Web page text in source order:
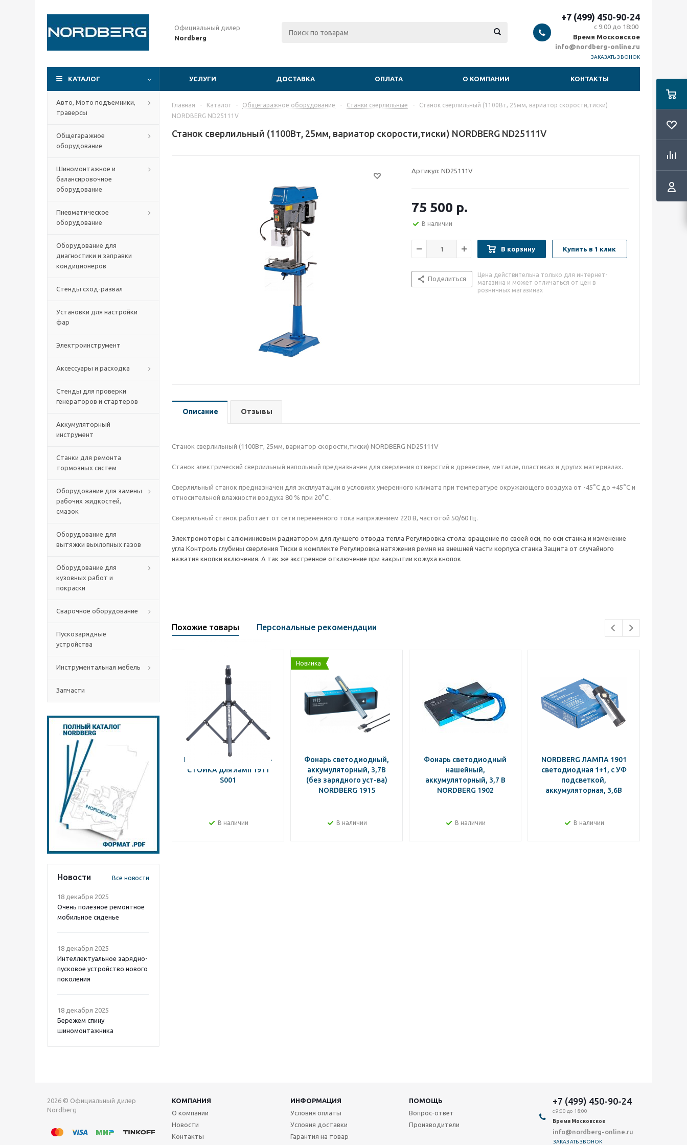
Официальный дилер
Nordberg
+7 (499) 450-90-24
с 9:00 до 18:00
Время Московское
info@nordberg-online.ru
ЗАКАЗАТЬ ЗВОНОК
КАТАЛОГ УСЛУГИ ДОСТАВКА ОПЛАТА О КОМПАНИИ КОНТАКТЫ
Авто, Мото подъемники,
траверсы
Общегаражное
оборудование
Шиномонтажное и
балансировочное
оборудование
Пневматическое
оборудование
Оборудование для
диагностики и заправки
кондиционеров
Стенды сход-развал
Установки для настройки
фар
Электроинструмент
Аксессуары и расходка
Стенды для проверки
генераторов и стартеров
Аккумуляторный
инструмент
Станки для ремонта
тормозных систем
Оборудование для замены
рабочих жидкостей,
смазок
Оборудование для
вытяжки выхлопных газов
Оборудование для
кузовных работ и
покраски
Сварочное оборудование
Пускозарядные
устройства
Инструментальная мебель
Запчасти
Новости Все новости
18 декабря 2025
Очень полезное ремонтное
мобильное сиденье
18 декабря 2025
Интеллектуальное зарядно-
пусковое устройство нового
поколения
18 декабря 2025
Бережем спину
шиномонтажника
Главная - Каталог - Общегаражное оборудование - Станки сверлильные -
Станок сверлильный (1100Вт, 25мм, вариатор скорости,тиски)
NORDBERG ND25111V
Станок сверлильный (1100Вт, 25мм, вариатор скорости,тиски) NORDBERG ND25111V
Артикул: ND25111V
75 500 р.
В наличии
В корзину Купить в 1 клик
Поделиться
Цена действительна только для интернет-
магазина и может отличаться от цен в
розничных магазинах
Описание Отзывы
Станок сверлильный (1100Вт, 25мм, вариатор скорости,тиски) NORDBERG ND25111V
Станок электрический сверлильный напольный предназначен для сверления отверстий в древесине, металле, пластиках и других материалах.
Сверлильный станок предназначен для эксплуатации в условиях умеренного климата при температуре окружающего воздуха от -45°С до +45°С и
относительной влажности воздуха 80 % при 20°С .
Сверлильный станок работает от сети переменного тока напряжением 220 В, частотой 50/60 Гц.
Электромоторы с алюминиевым радиатором для лучшего отвода тепла Регулировка стола: вращение по своей оси, по оси станка и изменение
угла Контроль глубины сверления Тиски в комплекте Регулировка натяжения ремня на внешней части корпуса станка Защита от случайного
нажатия кнопки включения. А так же экстренное отключение при закрытии кожуха кнопок
Похожие товары Персональные рекомендации
NORDBERG ДЕРЖАТЕЛЬ-
СТОЙКА для ламп 1911
S001
В наличии
Новинка
Фонарь светодиодный,
аккумуляторный, 3,7В
(без зарядного уст-ва)
NORDBERG 1915
В наличии
Фонарь светодиодный
нашейный,
аккумуляторный, 3,7 В
NORDBERG 1902
В наличии
NORDBERG ЛАМПА 1901
светодиодная 1+1, с УФ
подсветкой,
аккумуляторная, 3,6В
В наличии
2026 © Официальный дилер
Nordberg
КОМПАНИЯ ИНФОРМАЦИЯ
ПОМОЩЬ
О компании
Новости
Контакты
Условия оплаты
Условия доставки
Гарантия на товар
Вопрос-ответ
Производители
+7 (499) 450-90-24
с 9:00 до 18:00
Время Московское
info@nordberg-online.ru
ЗАКАЗАТЬ ЗВОНОК